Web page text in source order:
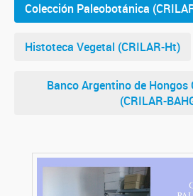
Colección Paleobotánica
Histoteca Vegetal (CRILAR-Ht)
Banco Argentino de
(CRILAR-